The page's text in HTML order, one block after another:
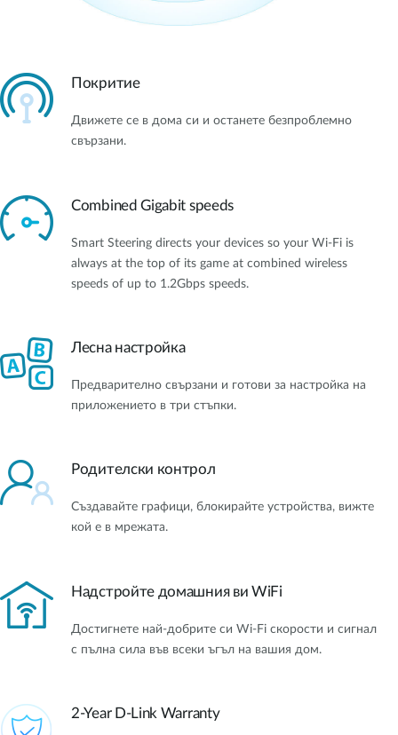
Покритие
Движете се в дома си и останете безпроблемно
свързани.
Combined Gigabit speeds
Smart Steering directs your devices so your Wi-Fi is
always at the top of its game at combined wireless
speeds of up to 1.2Gbps speeds.
Лесна настройка
Предварително свързани и готови за настройка нa
приложението в три стъпки.
Родителски контрол
Създавайте графици, блокирайте устройства, вижте
кой е в мрежата.
Надстройте домашния ви WiFi
Достигнете най-добрите си Wi-Fi скорости и сигнал
с пълна сила във всеки ъгъл на вашия дом.
2-Year D-Link Warranty